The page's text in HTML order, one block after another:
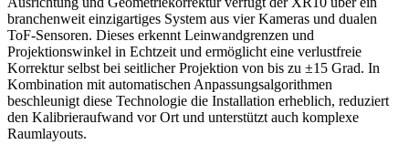
branchenweit einzigartiges System aus vier Kameras und dualen
ToF-Sensoren. Dieses erkennt Leinwandgrenzen und
Projektionswinkel in Echtzeit und ermöglicht eine verlustfreie
Korrektur selbst bei seitlicher Projektion von bis zu ±15 Grad. In
Kombination mit automatischen Anpassungsalgorithmen
beschleunigt diese Technologie die Installation erheblich, reduziert
den Kalibrieraufwand vor Ort und unterstützt auch komplexe
Raumlayouts.